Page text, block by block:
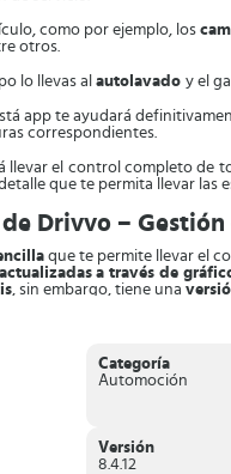
como por ejemplo, los
otros.
lo llevas al autolavado y el
app te ayudará
correspondientes.
llevar el control completo de
que te permita llevar las
Drivvo –
que te permite llevar el
actualizadas a través de
, sin embargo, tiene una
Categoría
Automoción
Versión
8.4.12